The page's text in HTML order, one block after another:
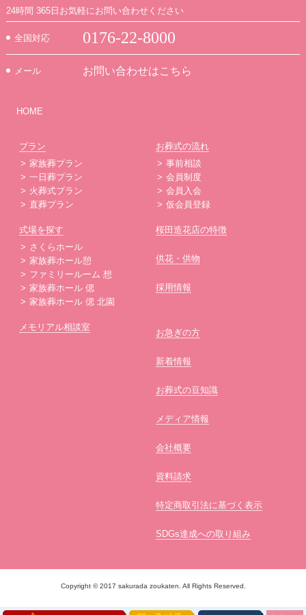
24時間 365日お気軽にお問い合わせください
全国対応 0176-22-8000
メール お問い合わせはこちら
HOME
プラン
家族葬プラン
一日葬プラン
火葬式プラン
直葬プラン
式場を探す
さくらホール
家族葬ホール憩
ファミリールーム 想
家族葬ホール 偲
家族葬ホール 偲 北園
メモリアル相談室
お葬式の流れ
事前相談
会員制度
会員入会
仮会員登録
桜田造花店の特徴
供花・供物
採用情報
お急ぎの方
新着情報
お葬式の豆知識
メディア情報
会社概要
資料請求
特定商取引法に基づく表示
SDGs達成への取り組み
Copyright © 2017 sakurada zoukaten. All Rights Reserved.